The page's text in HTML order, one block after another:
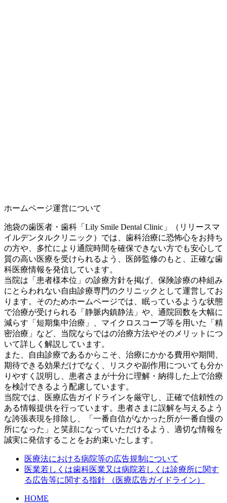
ホームページ運営について
池袋の歯医者・歯科「Lily Smile Dental Clinic」（リリースマ
イルデンタルクリニック）では、歯科治療に恐怖心をお持ち
の方や、多忙により通院時間を確保できない方でも安心して
質の高い医療を受けられるよう、医師監修のもと、正確な歯
科医療情報を発信しています。
当院は「患者様本位」の診療方針を掲げ、保険診療の枠組み
にとらわれない自由診療専門のクリニックとして運営してお
ります。そのためホームページでは、眠っているような状態
で治療が受けられる「静脈内鎮静法」や、通院回数を大幅に
減らす「短期集中治療」、マイクロスコープ等を用いた「精
密治療」など、当院ならではの治療方法やそのメリットにつ
いて詳しく解説しています。
また、自由診療であるからこそ、治療にかかる費用や期間、
期待できる効果だけでなく、リスクや副作用についても分か
りやすく説明し、患者さまが十分に理解・納得した上で治療
を検討できるよう配慮しています。
当院では、医療広告ガイドラインを厳守し、正確で信頼性の
ある情報提供を行っています。患者さまに誤解を与えるよう
な誇張表現を排除し、「一番自信がなかった所が一番自慢の
所になった」と笑顔になっていただけるよう、適切な情報を
誠実に発信することをお約束いたします。
医療法における病院等の広告規制について
医業若しくは歯科医業又は病院若しくは診療所に関す
る広告等に関する指針 （医療広告ガイドライン）
HOME